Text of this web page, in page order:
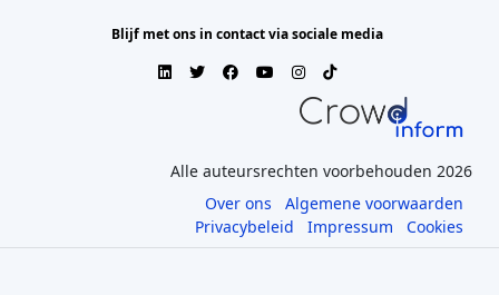
Blijf met ons in contact via sociale media
Alle auteursrechten voorbehouden 2026
Over ons
Algemene voorwaarden
Privacybeleid
Impressum Cookies